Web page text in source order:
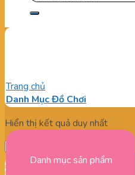
kiếm:
Trang chủ
Danh Mục Đồ Chơi
Hiển thị kết quả duy nhất
Danh mục sản phẩm